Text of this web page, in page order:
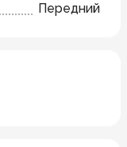
Передний